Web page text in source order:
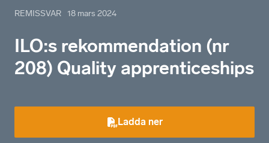
REMISSVAR 18 mars 2024
ILO:s rekommendation (nr
208) Quality apprenticeships
Ladda ner